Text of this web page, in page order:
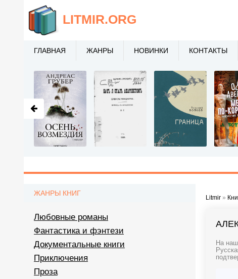
Litmir »
На
ЖАНРЫ КНИГ
Любовные романы
Фантастика и фэнтези
Документальные книги
Приключения
Проза
LITMIR.ORG
ГЛАВНАЯ ЖАНРЫ НОВИНКИ КОНТАКТЫ